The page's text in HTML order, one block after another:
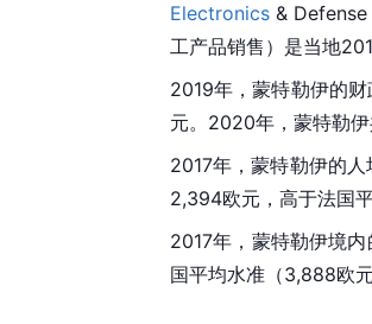
Electronics &
工产品销售）是当地
2019年，蒙特勒伊的
元。2020年，蒙特勒
2017年，蒙特勒伊的
2,394欧元，高于法国
2017年，蒙特勒伊境
国平均水准（3,888欧